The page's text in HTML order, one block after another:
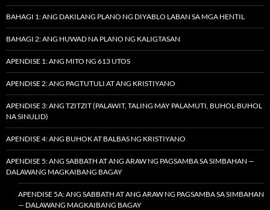
BAHAGI 1: ANG DAKILANG PLANO NG DIYABLO LABAN SA MGA HENTIL
BAHAGI 2: ANG HUWAD NA PLANO NG KALIGTASAN
APENDISE 1: ANG MITO NG 613 UTOS
APENDISE 2: ANG PAGTUTULI AT ANG KRISTIYANO
APENDISE 3: ANG TZITZIT (PALAWIT, TALING MAY PALAMUTI, BUHOL-BUHOL
NA SINULID)
APENDISE 4: ANG BUHOK AT BALBAS NG KRISTIYANO
APENDISE 5: ANG SABBATH AT ANG ARAW NG PAGSAMBA SA SIMBAHAN —
DALAWANG MAGKAIBANG BAGAY
APENDISE 5A: ANG SABBATH AT ANG ARAW NG PAGSAMBA SA SIMBAHAN
— DALAWANG MAGKAIBANG BAGAY